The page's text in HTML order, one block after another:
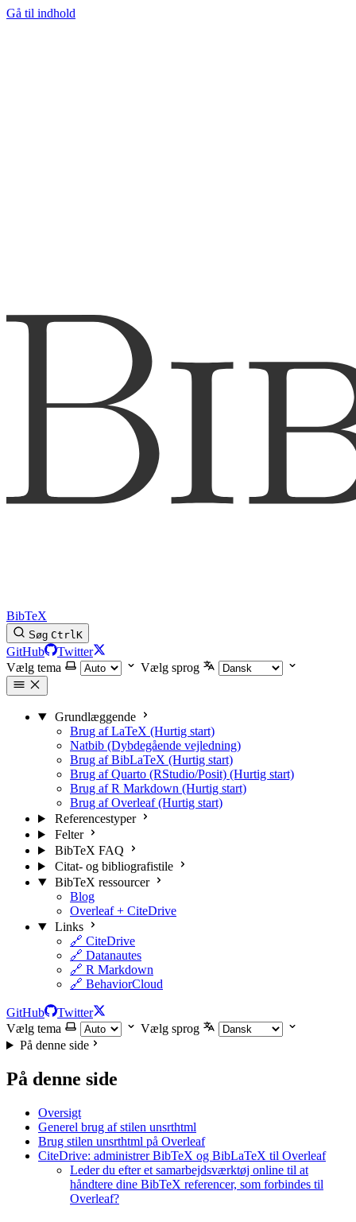
Gå til indhold
BibTeX
Søg CtrlK
GitHub
Twitter
Vælg tema
Vælg sprog
Grundlæggende
Brug af LaTeX (Hurtig start)
Natbib (Dybdegående vejledning)
Brug af BibLaTeX (Hurtig start)
Brug af Quarto (RStudio/Posit) (Hurtig start)
Brug af R Markdown (Hurtig start)
Brug af Overleaf (Hurtig start)
Referencestyper
Felter
BibTeX FAQ
Citat- og bibliografistile
BibTeX ressourcer
Blog
Overleaf + CiteDrive
Links
🔗 CiteDrive
🔗 Datanautes
🔗 R Markdown
🔗 BehaviorCloud
GitHub
Twitter
Vælg tema
Vælg sprog
På denne side
På denne side
Oversigt
Generel brug af stilen unsrthtml
Brug stilen unsrthtml på Overleaf
CiteDrive: administrer BibTeX og BibLaTeX til Overleaf
Leder du efter et samarbejdsværktøj online til at
håndtere dine BibTeX referencer, som forbindes til
Overleaf?